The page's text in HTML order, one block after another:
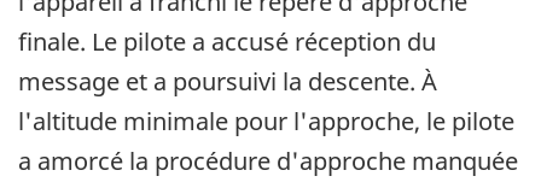
finale. Le pilote a accusé réception du
message et a poursuivi la descente. À
l'altitude minimale pour l'approche, le pilote
a amorcé la procédure d'approche manquée